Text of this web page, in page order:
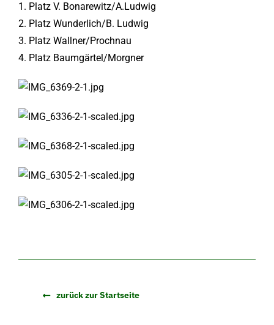
1. Platz V. Bonarewitz/A.Ludwig
2. Platz Wunderlich/B. Ludwig
3. Platz Wallner/Prochnau
4. Platz Baumgärtel/Morgner
zurück zur Startseite